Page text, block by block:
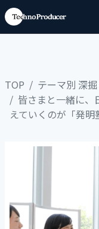
TOP
テーマ別 深
皆さまと一緒に、
えていくのが「発明